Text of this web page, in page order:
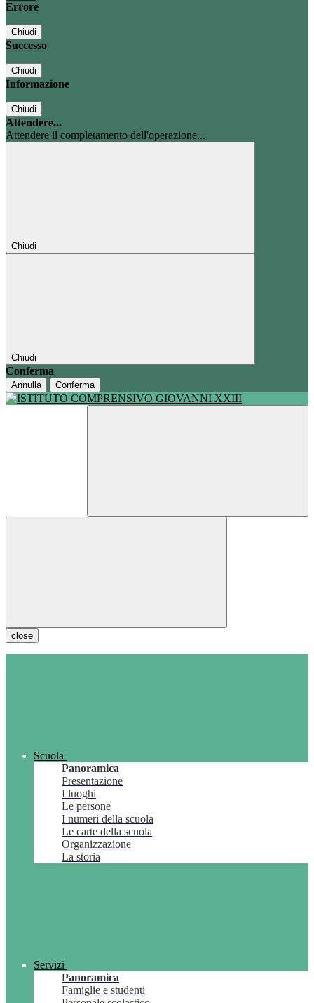
Errore
Chiudi
Successo
Chiudi
Informazione
Chiudi
Attendere...
Attendere il completamento dell'operazione...
Chiudi
Chiudi
Conferma
Annulla Conferma
close
Scuola
Panoramica
Presentazione
I luoghi
Le persone
I numeri della scuola
Le carte della scuola
Organizzazione
La storia
Servizi
Panoramica
Famiglie e studenti